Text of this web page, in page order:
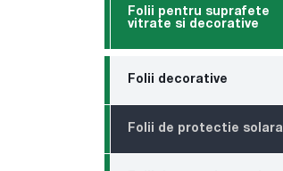
Folii pentru suprafete
vitrate si decorative
Folii decorative
Folii de protectie solara